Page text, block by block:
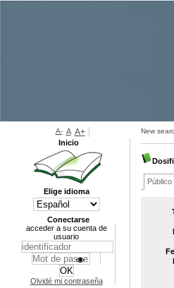
New
Público
A- A A+
Inicio
Elige idioma
Conectarse
acceder a su cuenta de
usuario
Olvidé mi contraseña